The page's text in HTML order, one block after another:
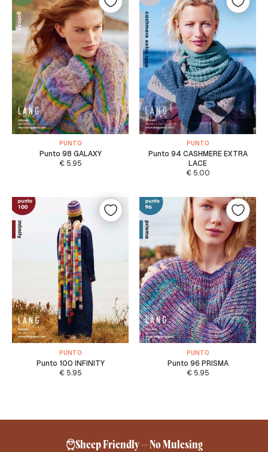
PUNTO
Punto 98 GALAXY
€5.95
PUNTO
Punto 94 CASHMERE EXTRA
LACE
€5.00
PUNTO
Punto 100 INFINITY
€5.95
PUNTO
Punto 96 PRISMA
€5.95
Sheep Friendly – No Mulesing